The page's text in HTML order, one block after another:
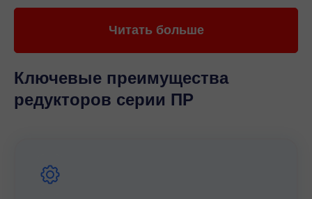
использовать его в различных отраслях
Благодаря компактным размерам и легкому монтажу,
редуктор B/BZ38 легко интегрируется в
существующие производственные линии,
протяжении всего срока его эксплуатации. Высокое
качество и технические характеристики редуктора
Читать больше
Ключевые преимущества
редукторов серии ПР